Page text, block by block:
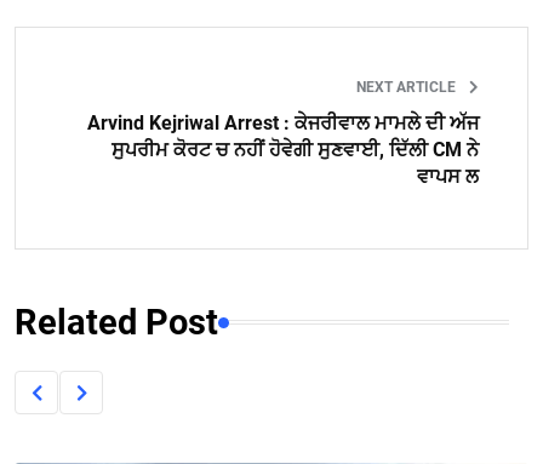
NEXT ARTICLE
Arvind Kejriwal Arrest : ਕੇਜਰੀਵਾਲ ਮਾਮਲੇ ਦੀ ਅੱਜ
ਸੁਪਰੀਮ ਕੋਰਟ ਚ ਨਹੀਂ ਹੋਵੇਗੀ ਸੁਣਵਾਈ, ਦਿੱਲੀ CM ਨੇ
ਵਾਪਸ ਲ
Related Post